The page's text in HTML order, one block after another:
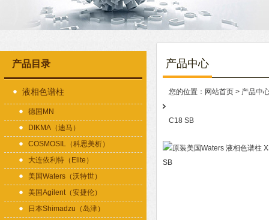
产品目录
液相色谱柱
德国MN
DIKMA（迪马）
COSMOSIL（科思美析）
大连依利特（Elite）
美国Waters（沃特世）
美国Agilent（安捷伦）
日本Shimadzu（岛津）
产品中心
您的位置： 网站首页 > 产品中
C18 SB